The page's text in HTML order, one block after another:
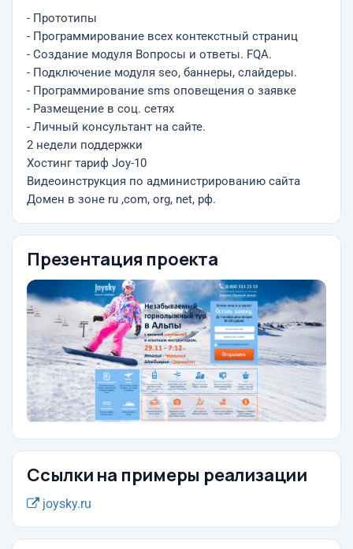
- Прототипы
- Программирование всех контекстный страниц
- Создание модуля Вопросы и ответы. FQA.
- Подключение модуля seo, баннеры, слайдеры.
- Программирование sms оповещения о заявке
- Размещение в соц. сетях
- Личный консультант на сайте.
2 недели поддержки
Хостинг тариф Joy-10
Видеоинструкция по администрированию сайта
Домен в зоне ru ,com, org, net, рф.
Презентация проекта
Ссылки на примеры реализации
joysky.ru